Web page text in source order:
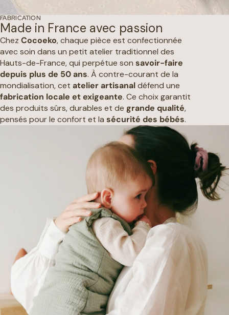
FABRICATION
Made in France avec passion
Chez Cocoeko, chaque pièce est confectionnée
avec soin dans un petit atelier traditionnel des
Hauts-de-France, qui perpétue son savoir-faire
depuis plus de 50 ans. À contre-courant de la
mondialisation, cet atelier artisanaldéfend une
fabrication locale et exigeante. Ce choix garantit
des produits sûrs, durables et de grande qualité,
pensés pour le confort et la sécurité des bébés.